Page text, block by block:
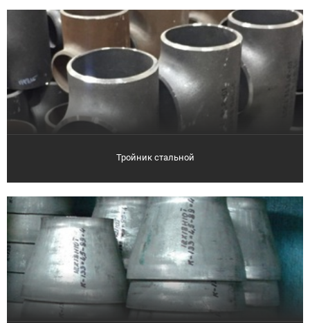
Тройник стальной